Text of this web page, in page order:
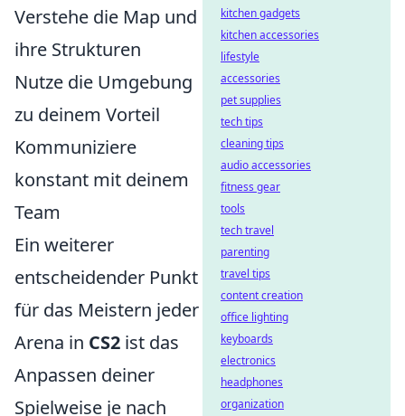
Verstehe die Map und
ihre Strukturen
Nutze die Umgebung
zu deinem Vorteil
Kommuniziere
konstant mit deinem
Team
Ein weiterer
entscheidender Punkt
für das Meistern jeder
Arena in CS2 ist das
Anpassen deiner
Spielweise je nach
kitchen gadgets
kitchen accessories
lifestyle
accessories
pet supplies
tech tips
cleaning tips
audio accessories
fitness gear
tools
tech travel
parenting
travel tips
content creation
office lighting
keyboards
electronics
headphones
organization